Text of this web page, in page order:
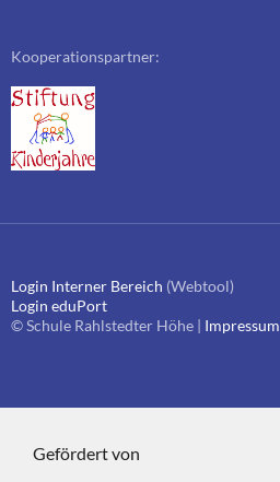
Kooperationspartner:
Login Interner Bereich (Webtool)
Login eduPort
© Schule Rahlstedter Höhe | Impressum
Gefördert von